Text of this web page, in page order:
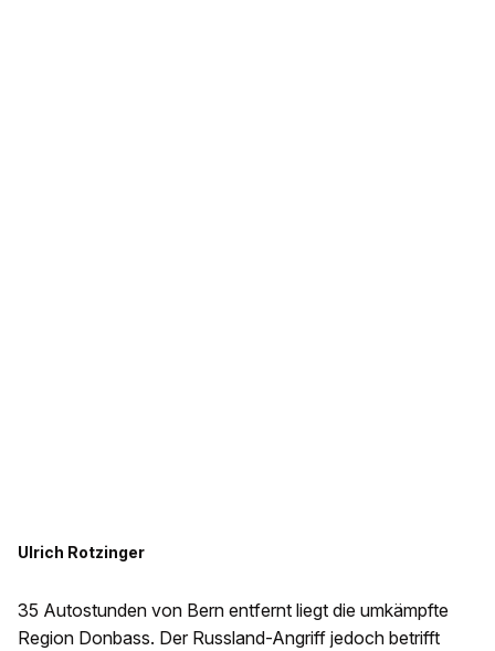
Ulrich Rotzinger
35 Autostunden von Bern entfernt liegt die umkämpfte
Region Donbass. Der Russland-Angriff jedoch betrifft